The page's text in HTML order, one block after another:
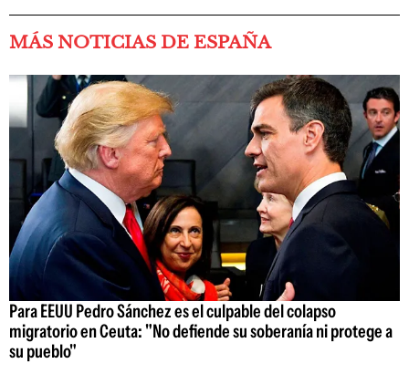
MÁS NOTICIAS DE ESPAÑA
Para EEUU Pedro Sánchez es el culpable del colapso
migratorio en Ceuta: "No defiende su soberanía ni protege a
su pueblo"